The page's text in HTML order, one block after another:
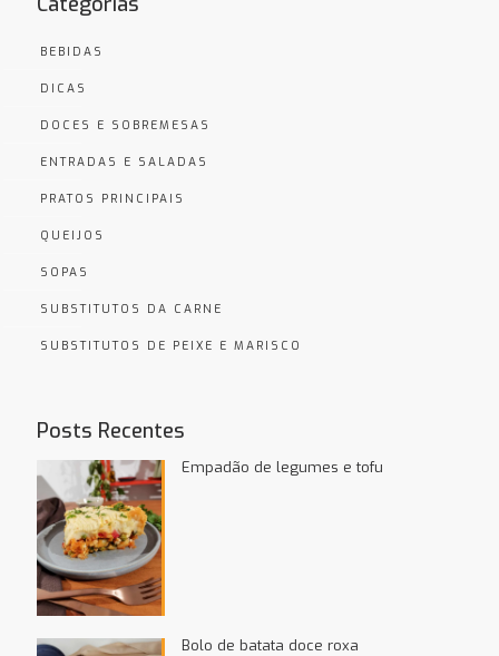
BEBIDAS
DICAS
DOCES E SOBREMESAS
ENTRADAS E SALADAS
PRATOS PRINCIPAIS
QUEIJOS
SOPAS
SUBSTITUTOS DA CARNE
SUBSTITUTOS DE PEIXE E MARISCO
Posts Recentes
Empadão de legumes e tofu
Bolo de batata doce roxa